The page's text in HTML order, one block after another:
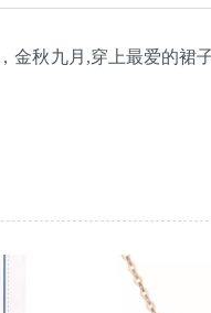
九月,穿上最爱的裙